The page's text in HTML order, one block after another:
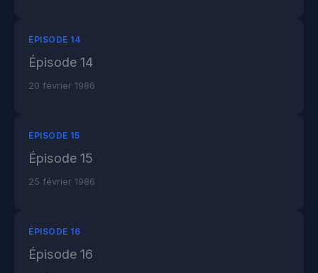
ÉPISODE 14
Épisode 14
20 février 1986
ÉPISODE 15
Épisode 15
25 février 1986
ÉPISODE 16
Épisode 16